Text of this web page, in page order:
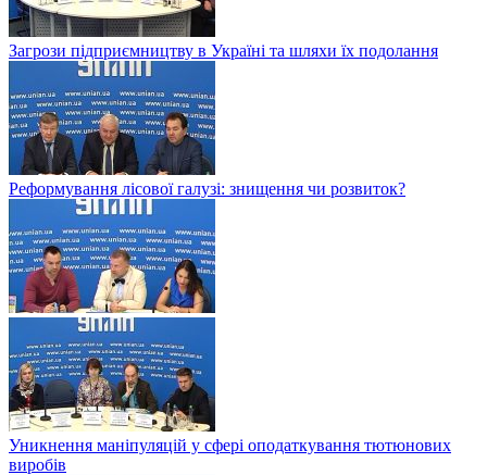
Загрози підприємництву в Україні та шляхи їх подолання
Реформування лісової галузі: знищення чи розвиток?
Уникнення маніпуляцій у сфері оподаткування тютюнових
виробів